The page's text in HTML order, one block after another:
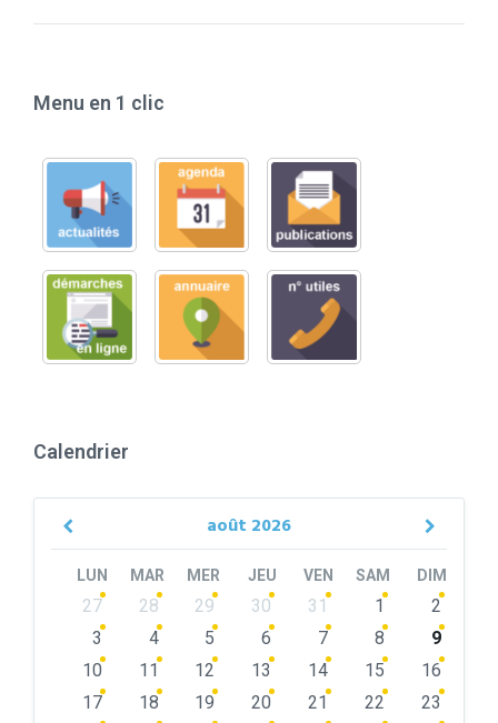
Menu en 1 clic
Calendrier
août 2026
Previous
LUN MAR MER JEU VEN SAM DIM
Skip
calendar
27 28 29 30 31 1
2
3
4 5 6 7 8
9
10
11 12 13 14 15
16
17
18 19 20 21 22
23